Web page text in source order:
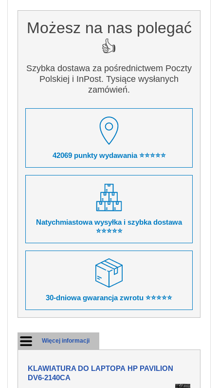
Możesz na nas polegać
👍
Szybka dostawa za pośrednictwem Poczty
Polskiej i InPost. Tysiące wysłanych
zamówień.
42069 punkty wydawania ⭐⭐⭐⭐⭐
Natychmiastowa wysyłka i szybka dostawa
⭐⭐⭐⭐⭐
30-dniowa gwarancja zwrotu ⭐⭐⭐⭐⭐
Więcej informacji
KLAWIATURA DO LAPTOPA HP PAVILION
DV6-2140CA